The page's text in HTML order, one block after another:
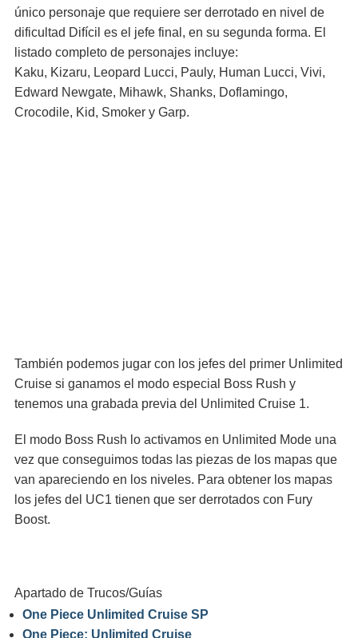
único personaje que requiere ser derrotado en nivel de
dificultad Difícil es el jefe final, en su segunda forma. El
listado completo de personajes incluye:
Kaku, Kizaru, Leopard Lucci, Pauly, Human Lucci, Vivi,
Edward Newgate, Mihawk, Shanks, Doflamingo,
Crocodile, Kid, Smoker y Garp.
También podemos jugar con los jefes del primer Unlimited
Cruise si ganamos el modo especial Boss Rush y
tenemos una grabada previa del Unlimited Cruise 1.
El modo Boss Rush lo activamos en Unlimited Mode una
vez que conseguimos todas las piezas de los mapas que
van apareciendo en los niveles. Para obtener los mapas
los jefes del UC1 tienen que ser derrotados con Fury
Boost.
Apartado de Trucos/Guías
One Piece Unlimited Cruise SP
One Piece: Unlimited Cruise